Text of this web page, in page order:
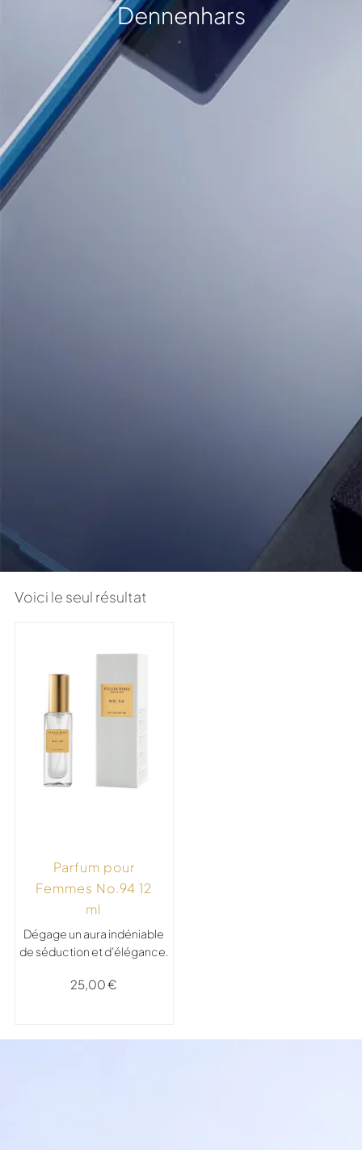
Dennenhars
Voici le seul résultat
Parfum pour
Femmes No.94 12
ml
Dégage un aura indéniable
de séduction et d’élégance.
25,00€